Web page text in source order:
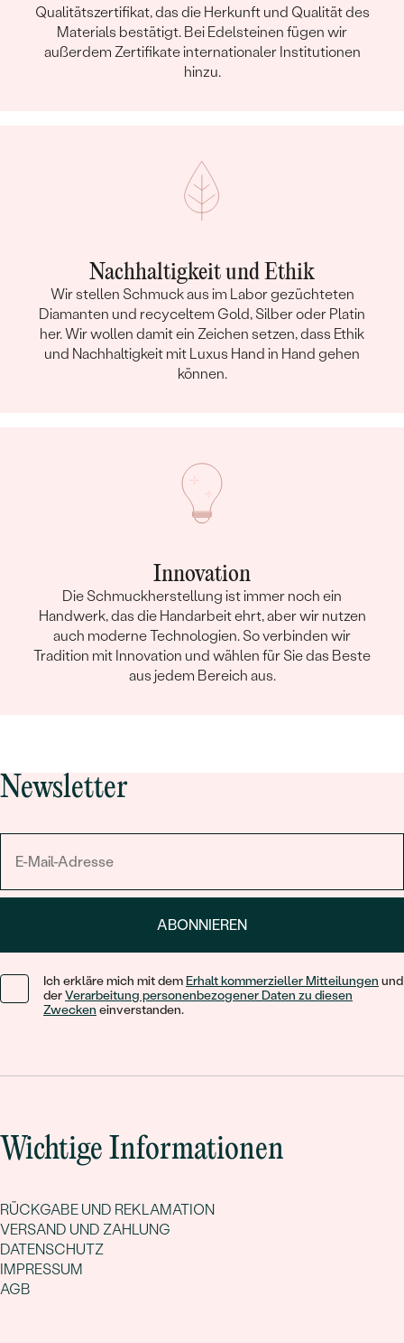
Qualitätszertifikat, das die Herkunft und Qualität des
Materials bestätigt. Bei Edelsteinen fügen wir
außerdem Zertifikate internationaler Institutionen
hinzu.
Nachhaltigkeit und Ethik
Wir stellen Schmuck aus im Labor gezüchteten
Diamanten und recyceltem Gold, Silber oder Platin
her. Wir wollen damit ein Zeichen setzen, dass Ethik
und Nachhaltigkeit mit Luxus Hand in Hand gehen
können.
Innovation
Die Schmuckherstellung ist immer noch ein
Handwerk, das die Handarbeit ehrt, aber wir nutzen
auch moderne Technologien. So verbinden wir
Tradition mit Innovation und wählen für Sie das Beste
aus jedem Bereich aus.
Newsletter
ABONNIEREN
Ich erkläre mich mit dem Erhalt kommerzieller Mitteilungen und
derVerarbeitung personenbezogener Daten zu diesen
Zwecken einverstanden.
Wichtige Informationen
RÜCKGABE UND REKLAMATION
VERSAND UND ZAHLUNG
DATENSCHUTZ
IMPRESSUM
AGB